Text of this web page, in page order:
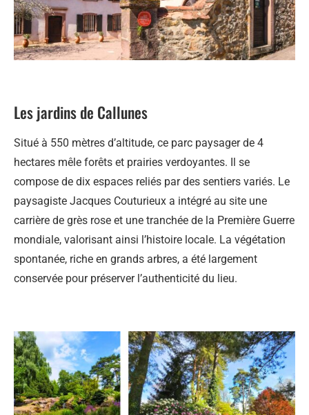
Les jardins de Callunes
Situé à 550 mètres d’altitude, ce parc paysager de 4
hectares mêle forêts et prairies verdoyantes. Il se
compose de dix espaces reliés par des sentiers variés. Le
paysagiste Jacques Couturieux a intégré au site une
carrière de grès rose et une tranchée de la Première Guerre
mondiale, valorisant ainsi l’histoire locale. La végétation
spontanée, riche en grands arbres, a été largement
conservée pour préserver l’authenticité du lieu.